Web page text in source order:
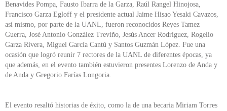
Benavides Pompa, Fausto Ibarra de la Garza, Raúl Rangel Hinojosa,
Francisco Garza Egloff y el presidente actual Jaime Hisao Yesaki Cavazos,
así mismo, por parte de la UANL, fueron reconocidos Reyes Tamez
Guerra, José Antonio González Treviño, Jesús Ancer Rodríguez, Rogelio
Garza Rivera, Miguel García Cantú y Santos Guzmán López. Fue una
ocasión que logró reunir 7 rectores de la UANL de diferentes épocas, ya
que además, en el evento también estuvieron presentes Lorenzo de Anda y
de Anda y Gregorio Farías Longoria.
El evento resaltó historias de éxito, como la de una becaria Miriam Torres